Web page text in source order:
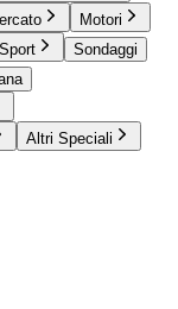
Motori
Sondaggi
Altri Speciali